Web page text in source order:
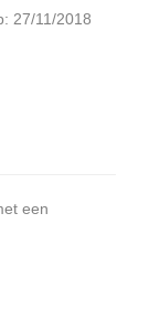
27/11/2018
een